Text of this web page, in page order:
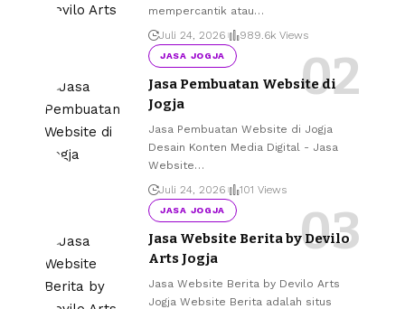
mempercantik atau…
Juli 24, 2026
989.6k Views
JASA JOGJA
Jasa Pembuatan Website di
Jogja
Jasa Pembuatan Website di Jogja
Desain Konten Media Digital - Jasa
Website…
Juli 24, 2026
101 Views
JASA JOGJA
Jasa Website Berita by Devilo
Arts Jogja
Jasa Website Berita by Devilo Arts
Jogja Website Berita adalah situs